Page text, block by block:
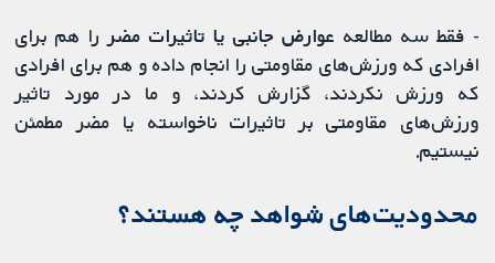
- فقط سه مطالعه عوارض جانبی یا تاثیرات مضر را هم برای
افرادی که ورزش‌های مقاومتی را انجام داده و هم برای افرادی
که ورزش نکردند، گزارش کردند، و ما در مورد تاثیر
ورزش‌های مقاومتی بر تاثیرات ناخواسته یا مضر مطمئن
نیستیم.
محدودیت‌های شواهد چه هستند؟